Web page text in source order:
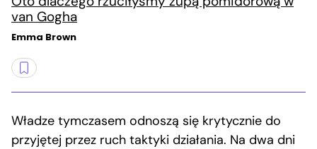
van Gogha
Emma Brown
Władze tymczasem odnoszą się krytycznie do
przyjętej przez ruch taktyki działania. Na dwa dni